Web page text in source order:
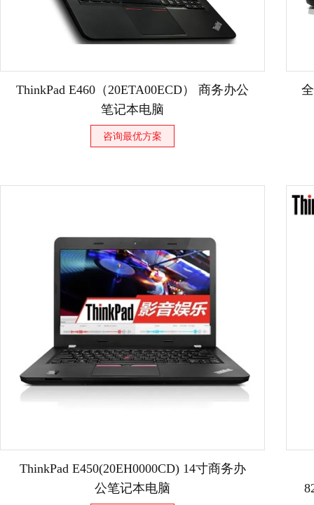
ThinkPad E460（20ETA00ECD） 商务办公
笔记本电脑
咨询最优方案
ThinkPad E450(20EH0000CD) 14寸商务办
公笔记本电脑